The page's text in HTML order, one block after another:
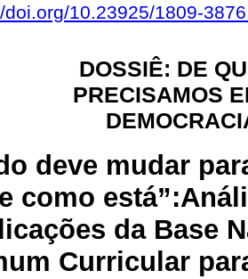
doi.org/10.23925/1809-
DOSSIÊ: DE
PRECISAMOS
deve mudar
como está”:
da Base
Curricular